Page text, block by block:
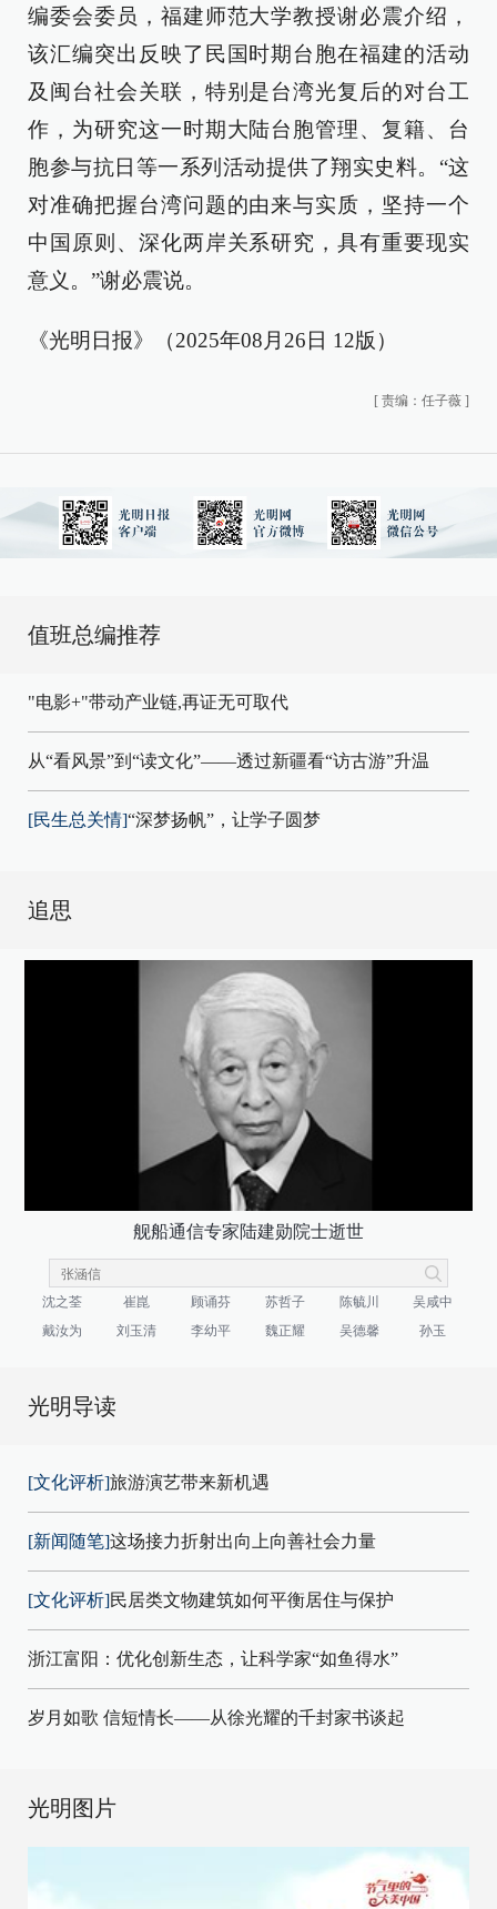
编委会委员，福建师范大学教授谢必震介绍，
该汇编突出反映了民国时期台胞在福建的活动
及闽台社会关联，特别是台湾光复后的对台工
作，为研究这一时期大陆台胞管理、复籍、台
胞参与抗日等一系列活动提供了翔实史料。“这
对准确把握台湾问题的由来与实质，坚持一个
中国原则、深化两岸关系研究，具有重要现实
意义。”谢必震说。
《光明日报》（2025年08月26日 12版）
[ 责编：任子薇 ]
值班总编推荐
"电影+"带动产业链,再证无可取代
从“看风景”到“读文化”——透过新疆看“访古游”升温
[民生总关情]“深梦扬帆”，让学子圆梦
追思
舰船通信专家陆建勋院士逝世
沈之荃 崔崑 顾诵芬 苏哲子 陈毓川
吴咸中
戴汝为
刘玉清 李幼平 魏正耀 吴德馨 孙玉
光明导读
[文化评析]旅游演艺带来新机遇
[新闻随笔]这场接力折射出向上向善社会力量
[文化评析]民居类文物建筑如何平衡居住与保护
浙江富阳：优化创新生态，让科学家“如鱼得水”
岁月如歌 信短情长——从徐光耀的千封家书谈起
光明图片